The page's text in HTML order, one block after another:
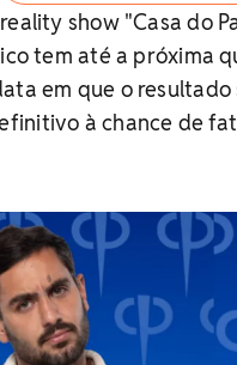
show "Casa do
tem até a próxima
em que o resultado
à chance de